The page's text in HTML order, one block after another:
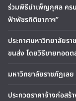
ร่วมพิธีบำเพ็ญกุศล คร
ฟ้าพัชรกิติยาภาฯ”
ประกาศมหาวิทยาลัยร
ขนส่ง โดยวิธีขายทอดต
มหาวิทยาลัยราชภัฏเล
ประกวดราคาจ้างก่อส